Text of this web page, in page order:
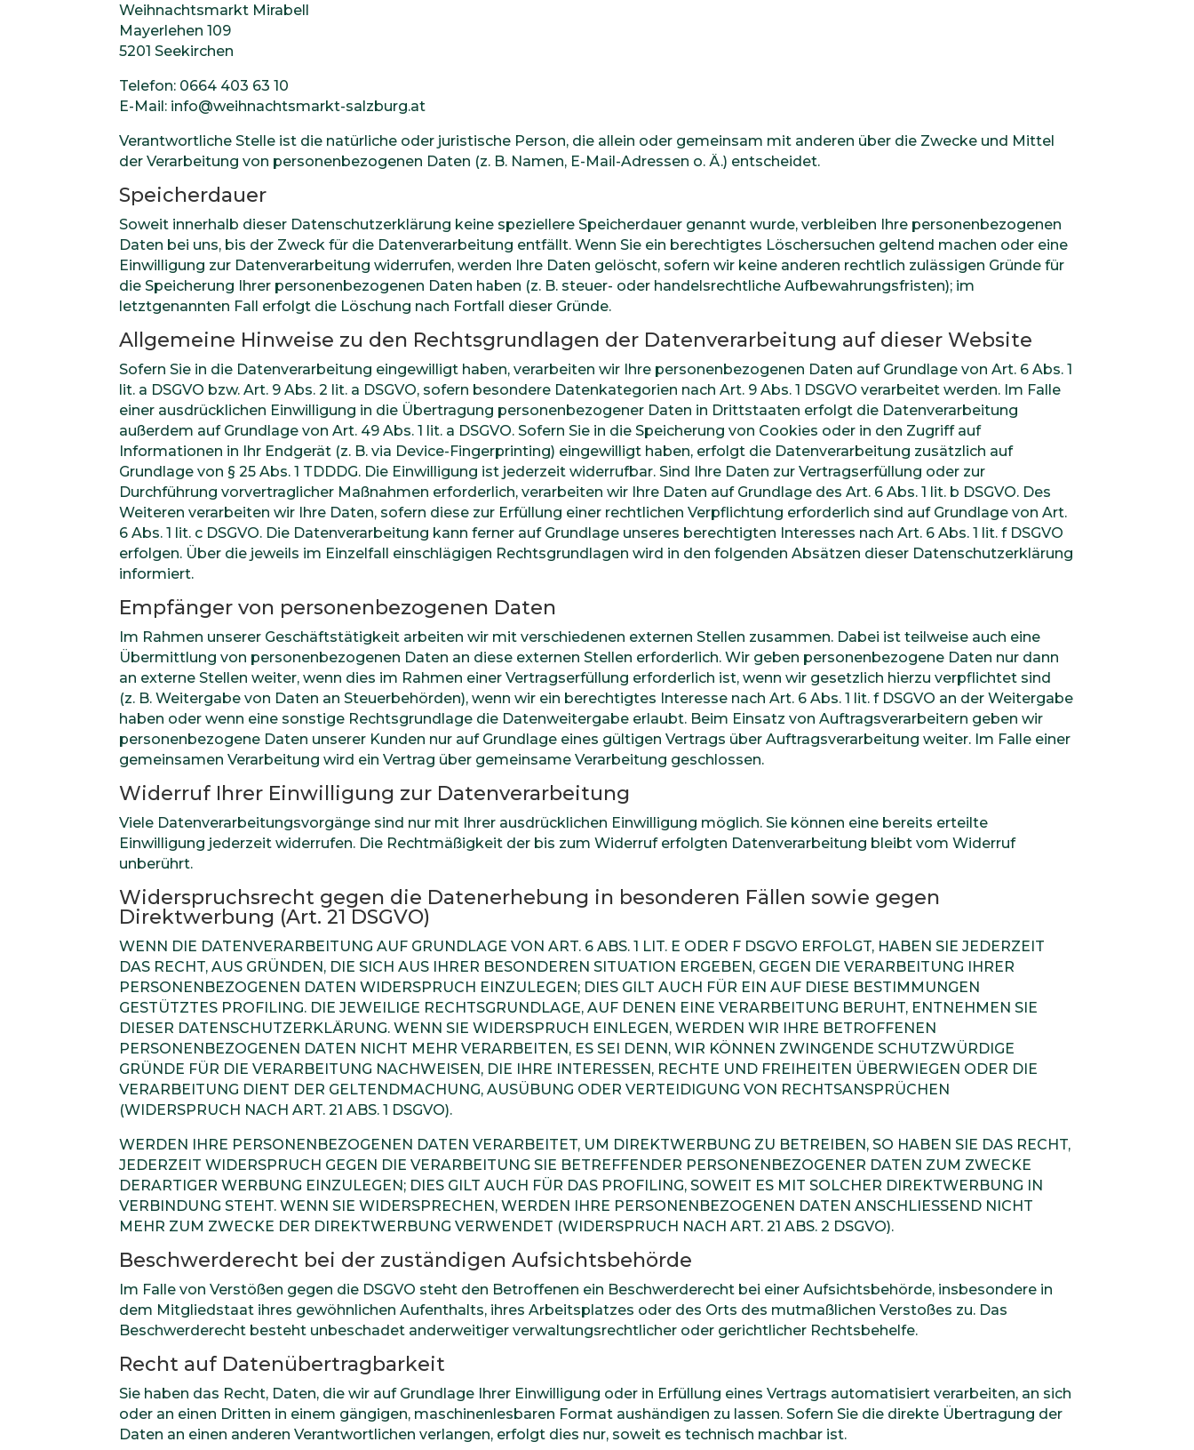
Weihnachtsmarkt Mirabell
Mayerlehen 109
5201 Seekirchen
Telefon: 0664 403 63 10
E-Mail: info@weihnachtsmarkt-salzburg.at
Verantwortliche Stelle ist die natürliche oder juristische Person, die allein oder gemeinsam mit anderen über die Zwecke und Mittel
der Verarbeitung von personenbezogenen Daten (z. B. Namen, E-Mail-Adressen o. Ä.) entscheidet.
Speicherdauer
Soweit innerhalb dieser Datenschutzerklärung keine speziellere Speicherdauer genannt wurde, verbleiben Ihre personenbezogenen
Daten bei uns, bis der Zweck für die Datenverarbeitung entfällt. Wenn Sie ein berechtigtes Löschersuchen geltend machen oder eine
Einwilligung zur Datenverarbeitung widerrufen, werden Ihre Daten gelöscht, sofern wir keine anderen rechtlich zulässigen Gründe für
die Speicherung Ihrer personenbezogenen Daten haben (z. B. steuer- oder handelsrechtliche Aufbewahrungsfristen); im
letztgenannten Fall erfolgt die Löschung nach Fortfall dieser Gründe.
Allgemeine Hinweise zu den Rechtsgrundlagen der Datenverarbeitung auf dieser Website
Sofern Sie in die Datenverarbeitung eingewilligt haben, verarbeiten wir Ihre personenbezogenen Daten auf Grundlage von Art. 6 Abs. 1
lit. a DSGVO bzw. Art. 9 Abs. 2 lit. a DSGVO, sofern besondere Datenkategorien nach Art. 9 Abs. 1 DSGVO verarbeitet werden. Im Falle
einer ausdrücklichen Einwilligung in die Übertragung personenbezogener Daten in Drittstaaten erfolgt die Datenverarbeitung
außerdem auf Grundlage von Art. 49 Abs. 1 lit. a DSGVO. Sofern Sie in die Speicherung von Cookies oder in den Zugriff auf
Informationen in Ihr Endgerät (z. B. via Device-Fingerprinting) eingewilligt haben, erfolgt die Datenverarbeitung zusätzlich auf
Grundlage von § 25 Abs. 1 TDDDG. Die Einwilligung ist jederzeit widerrufbar. Sind Ihre Daten zur Vertragserfüllung oder zur
Durchführung vorvertraglicher Maßnahmen erforderlich, verarbeiten wir Ihre Daten auf Grundlage des Art. 6 Abs. 1 lit. b DSGVO. Des
Weiteren verarbeiten wir Ihre Daten, sofern diese zur Erfüllung einer rechtlichen Verpflichtung erforderlich sind auf Grundlage von Art.
6 Abs. 1 lit. c DSGVO. Die Datenverarbeitung kann ferner auf Grundlage unseres berechtigten Interesses nach Art. 6 Abs. 1 lit. f DSGVO
erfolgen. Über die jeweils im Einzelfall einschlägigen Rechtsgrundlagen wird in den folgenden Absätzen dieser Datenschutzerklärung
informiert.
Empfänger von personenbezogenen Daten
Im Rahmen unserer Geschäftstätigkeit arbeiten wir mit verschiedenen externen Stellen zusammen. Dabei ist teilweise auch eine
Übermittlung von personenbezogenen Daten an diese externen Stellen erforderlich. Wir geben personenbezogene Daten nur dann
an externe Stellen weiter, wenn dies im Rahmen einer Vertragserfüllung erforderlich ist, wenn wir gesetzlich hierzu verpflichtet sind
(z. B. Weitergabe von Daten an Steuerbehörden), wenn wir ein berechtigtes Interesse nach Art. 6 Abs. 1 lit. f DSGVO an der Weitergabe
haben oder wenn eine sonstige Rechtsgrundlage die Datenweitergabe erlaubt. Beim Einsatz von Auftragsverarbeitern geben wir
personenbezogene Daten unserer Kunden nur auf Grundlage eines gültigen Vertrags über Auftragsverarbeitung weiter. Im Falle einer
gemeinsamen Verarbeitung wird ein Vertrag über gemeinsame Verarbeitung geschlossen.
Widerruf Ihrer Einwilligung zur Datenverarbeitung
Viele Datenverarbeitungsvorgänge sind nur mit Ihrer ausdrücklichen Einwilligung möglich. Sie können eine bereits erteilte
Einwilligung jederzeit widerrufen. Die Rechtmäßigkeit der bis zum Widerruf erfolgten Datenverarbeitung bleibt vom Widerruf
unberührt.
Widerspruchsrecht gegen die Datenerhebung in besonderen Fällen sowie gegen
Direktwerbung (Art. 21 DSGVO)
WENN DIE DATENVERARBEITUNG AUF GRUNDLAGE VON ART. 6 ABS. 1 LIT. E ODER F DSGVO ERFOLGT, HABEN SIE JEDERZEIT
DAS RECHT, AUS GRÜNDEN, DIE SICH AUS IHRER BESONDEREN SITUATION ERGEBEN, GEGEN DIE VERARBEITUNG IHRER
PERSONENBEZOGENEN DATEN WIDERSPRUCH EINZULEGEN; DIES GILT AUCH FÜR EIN AUF DIESE BESTIMMUNGEN
GESTÜTZTES PROFILING. DIE JEWEILIGE RECHTSGRUNDLAGE, AUF DENEN EINE VERARBEITUNG BERUHT, ENTNEHMEN SIE
DIESER DATENSCHUTZERKLÄRUNG. WENN SIE WIDERSPRUCH EINLEGEN, WERDEN WIR IHRE BETROFFENEN
PERSONENBEZOGENEN DATEN NICHT MEHR VERARBEITEN, ES SEI DENN, WIR KÖNNEN ZWINGENDE SCHUTZWÜRDIGE
GRÜNDE FÜR DIE VERARBEITUNG NACHWEISEN, DIE IHRE INTERESSEN, RECHTE UND FREIHEITEN ÜBERWIEGEN ODER DIE
VERARBEITUNG DIENT DER GELTENDMACHUNG, AUSÜBUNG ODER VERTEIDIGUNG VON RECHTSANSPRÜCHEN
(WIDERSPRUCH NACH ART. 21 ABS. 1 DSGVO).
WERDEN IHRE PERSONENBEZOGENEN DATEN VERARBEITET, UM DIREKTWERBUNG ZU BETREIBEN, SO HABEN SIE DAS RECHT,
JEDERZEIT WIDERSPRUCH GEGEN DIE VERARBEITUNG SIE BETREFFENDER PERSONENBEZOGENER DATEN ZUM ZWECKE
DERARTIGER WERBUNG EINZULEGEN; DIES GILT AUCH FÜR DAS PROFILING, SOWEIT ES MIT SOLCHER DIREKTWERBUNG IN
VERBINDUNG STEHT. WENN SIE WIDERSPRECHEN, WERDEN IHRE PERSONENBEZOGENEN DATEN ANSCHLIESSEND NICHT
MEHR ZUM ZWECKE DER DIREKTWERBUNG VERWENDET (WIDERSPRUCH NACH ART. 21 ABS. 2 DSGVO).
Beschwerde­recht bei der zuständigen Aufsichts­behörde
Im Falle von Verstößen gegen die DSGVO steht den Betroffenen ein Beschwerderecht bei einer Aufsichtsbehörde, insbesondere in
dem Mitgliedstaat ihres gewöhnlichen Aufenthalts, ihres Arbeitsplatzes oder des Orts des mutmaßlichen Verstoßes zu. Das
Beschwerderecht besteht unbeschadet anderweitiger verwaltungsrechtlicher oder gerichtlicher Rechtsbehelfe.
Recht auf Daten­übertrag­barkeit
Sie haben das Recht, Daten, die wir auf Grundlage Ihrer Einwilligung oder in Erfüllung eines Vertrags automatisiert verarbeiten, an sich
oder an einen Dritten in einem gängigen, maschinenlesbaren Format aushändigen zu lassen. Sofern Sie die direkte Übertragung der
Daten an einen anderen Verantwortlichen verlangen, erfolgt dies nur, soweit es technisch machbar ist.